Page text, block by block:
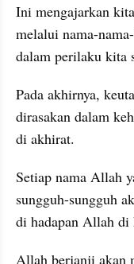
Ini mengajarkan
melalui nama-
dalam perilaku kita
Pada akhirnya,
dirasakan dalam
di akhirat.
Setiap nama Allah
sungguh-sungguh
di hadapan Allah di
Allah berjanji akan